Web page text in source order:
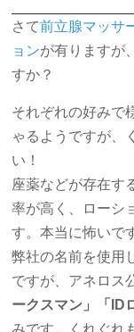
さて前立腺マッサ
ョンが有りますが
すか？
それぞれの好みで
ゃるようですが、
い！
座薬などが存在す
率が高く、ローシ
す。本当に怖いで
弊社の名前を使用
ですが、アネロス
ークスマン」「ID
みです。くれぐれ